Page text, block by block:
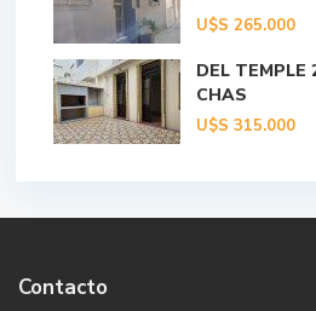
U$S 265.000
DEL TEMPLE
CHAS
U$S 315.000
Contacto